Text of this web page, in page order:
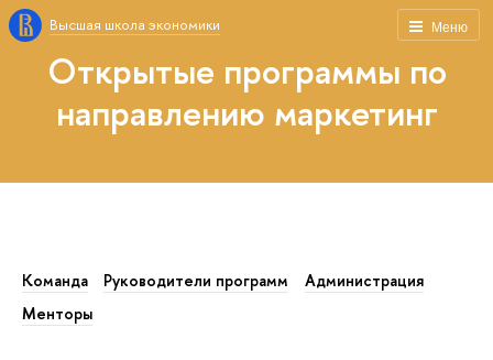
Меню
Высшая школа экономики
Открытые программы по
направлению маркетинг
Команда Руководители программ
Администрация
Менторы